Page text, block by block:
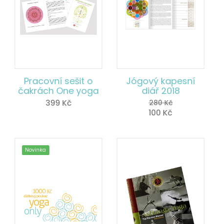
Pracovní sešit o
čakrách One yoga
399 Kč
Jógový kapesní
diář 2018
280Kč
100 Kč
Novinka